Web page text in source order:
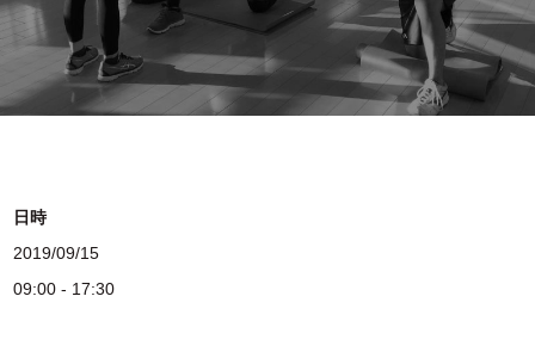
日時
2019/09/15
09:00 - 17:30